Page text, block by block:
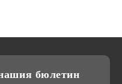
бюлетин